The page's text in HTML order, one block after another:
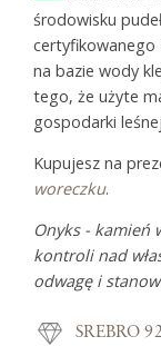
środowisku
certyfikowanego
na bazie wody
tego, że użyte
gospodarki
Kupujesz na
woreczku.
Onyks - kamień
kontroli nad
odwagę i
SREBRO